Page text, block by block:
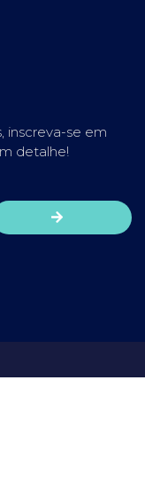
inscreva-se em
detalhe!